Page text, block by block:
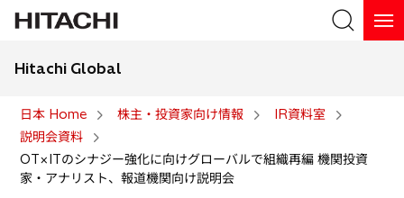
Hitachi Global
日本 Home 株主・投資家向け情報
IR資料室
説明会資料
OT×ITのシナジー強化に向けグローバルで組織再編 機関投資
家・アナリスト、報道機関向け説明会